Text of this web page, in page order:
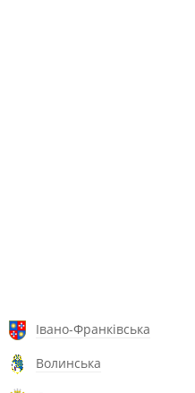
Івано-Франківська
Волинська